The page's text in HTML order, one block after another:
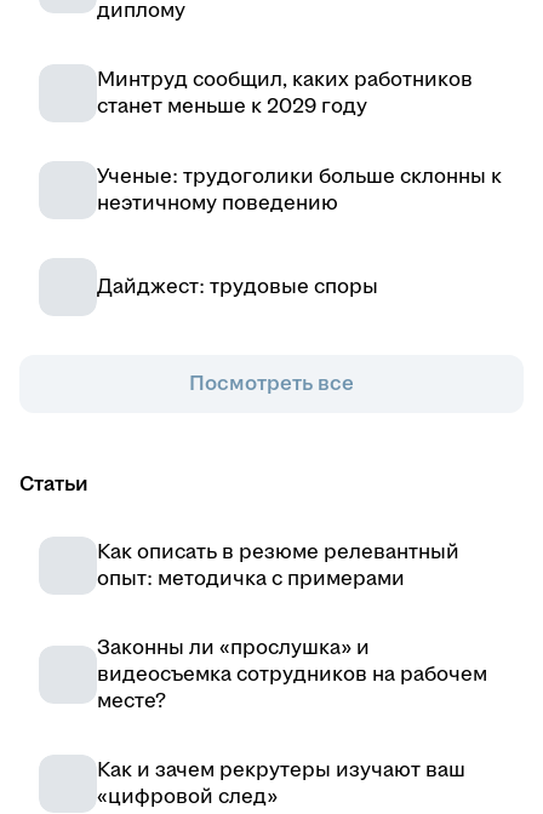
диплому
Минтруд сообщил, каких работников
станет меньше к 2029 году
Ученые: трудоголики больше склонны к
неэтичному поведению
Дайджест: трудовые споры
Посмотреть все
Статьи
Как описать в резюме релевантный
опыт: методичка с примерами
Законны ли «прослушка» и
видеосъемка сотрудников на рабочем
месте?
Как и зачем рекрутеры изучают ваш
«цифровой след»